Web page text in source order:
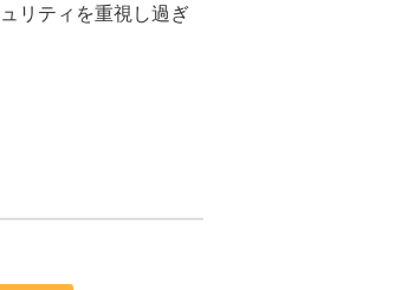
リティを重視し過ぎ